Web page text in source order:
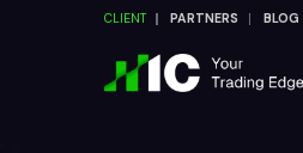
CLIENT PARTNERS BLOG